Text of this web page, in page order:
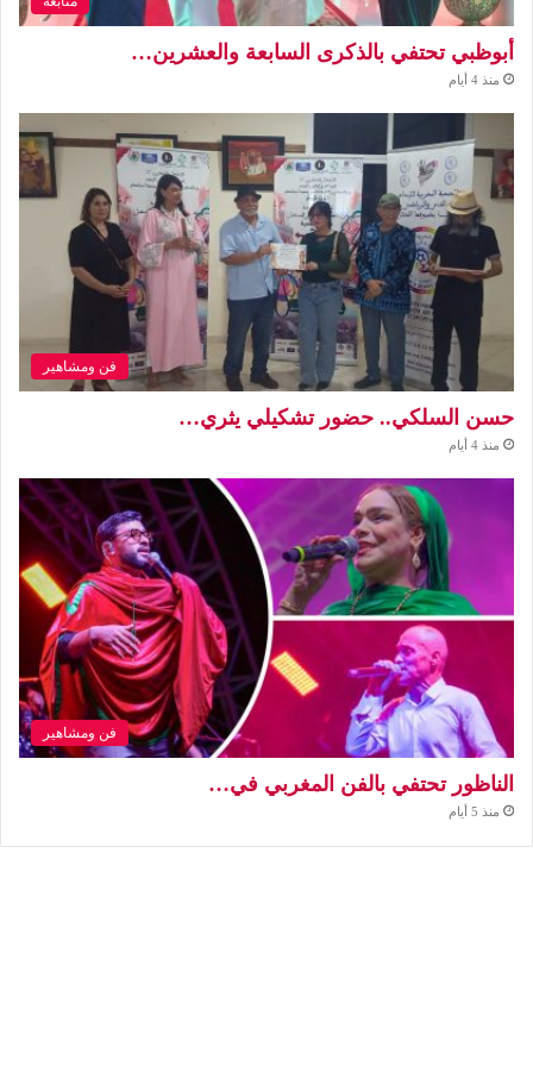
أبوظبي تحتفي بالذكرى السابعة والعشرين…
منذ 4 أيام
فن ومشاهير
حسن السلكي.. حضور تشكيلي يثري…
منذ 4 أيام
فن ومشاهير
الناظور تحتفي بالفن المغربي في…
منذ 5 أيام